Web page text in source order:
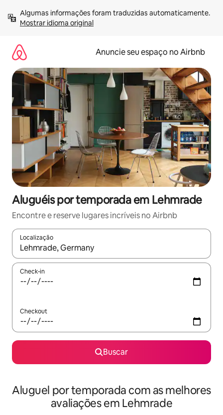
para
Mostrar idioma original
Anuncie seu espaço no Airbnb
Aluguéis por temporada em Lehmrade
Encontre e reserve lugares incríveis no Airbnb
Localização
Quando os resultados estiverem disponíveis, explore-os
Check-in
Checkout
Buscar
Aluguel por temporada com as melhores
avaliações em Lehmrade